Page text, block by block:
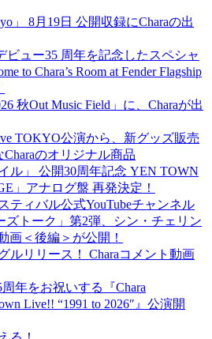
」 8月19日 公開収録にCharaの出
ビュー35 周年を記念したスペシャ
to Chara’s Room at Fender Flagship
秋Out Music Field」に、Charaが出
TOKYO公演から、新グッズ販売
Charaのオリジナル商品
ル」 公開30周年記念 YEN TOWN
」アナログ盤 再発決定！
ティバル公式YouTubeチャンネル
ズトーク」第2弾、シン・チェリン
画＜後編＞が公開！
ルリリース！ Charaコメント動画
年をお祝いする『Chara
Live!! “1991 to 2026″』公演開